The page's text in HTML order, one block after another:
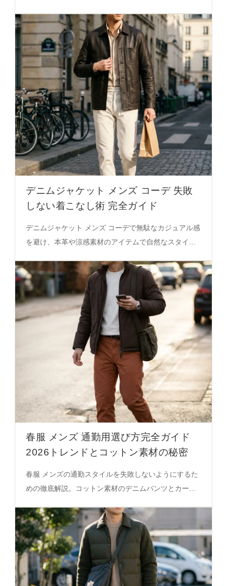
に！
デニムジャケット メンズ コーデ 失敗
しない着こなし術 完全ガイド
デニムジャケット メンズ コーデで無駄なカジュアル感
を避け、本革や涼感素材のアイテムで自然なスタイリ
春服 メンズ 通勤用選び方完全ガイド
2026トレンドとコットン素材の秘密
春服 メンズの通勤スタイルを失敗しないようにするた
めの徹底解説。コットン素材のデニムパンツとカーデ
実現する秘密を必見。